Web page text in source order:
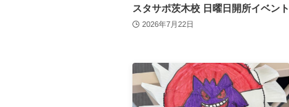
スタサポ茨木校 日曜日開所イベント
2026年7月22日